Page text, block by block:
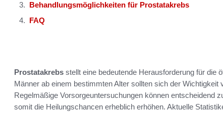
Behandlungsmöglichkeiten für Prostatakrebs
FAQ
Prostatakrebs stellt eine bedeutende Herausforderung für die
Männer ab einem bestimmten Alter sollten sich der
Regelmäßige Vorsorgeuntersuchungen können entscheidend
somit die Heilungschancen erheblich erhöhen. Aktuelle